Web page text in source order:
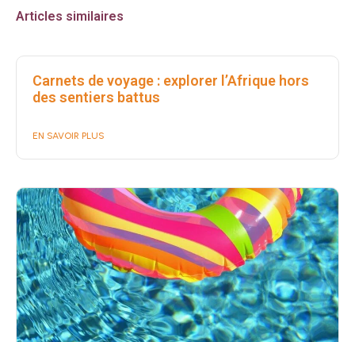
Articles similaires
Carnets de voyage : explorer l’Afrique hors
des sentiers battus
EN SAVOIR PLUS